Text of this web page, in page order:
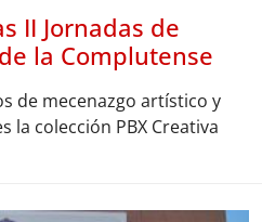
II Jornadas de
la Complutense
de mecenazgo artístico y
la colección PBX Creativa